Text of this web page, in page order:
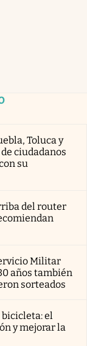
Toluca y
ciudadanos
su
del router
Militar
años también
sorteados
el
y mejorar la